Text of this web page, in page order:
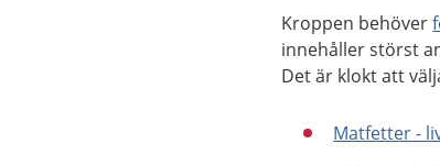
Kroppen behöver
innehåller störst
Det är klokt att
Matfetter -